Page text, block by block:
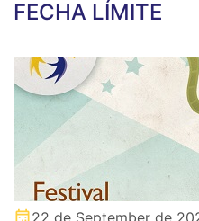
FECHA LÍMITE
22 de September de